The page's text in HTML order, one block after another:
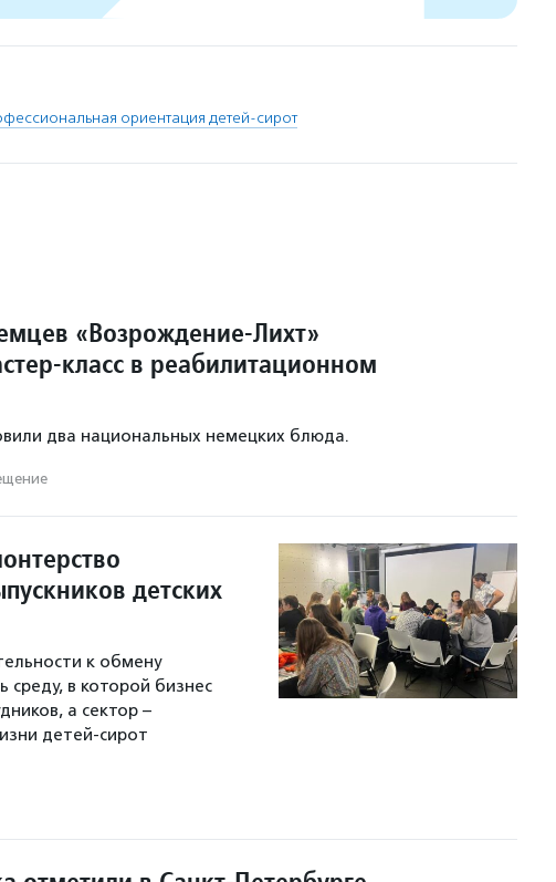
ориентация детей-сирот
«Возрождение-Лихт»
класс в реабилитационном
два национальных немецких блюда.
детских
к обмену
среду, в которой бизнес
а сектор –
детей-сирот